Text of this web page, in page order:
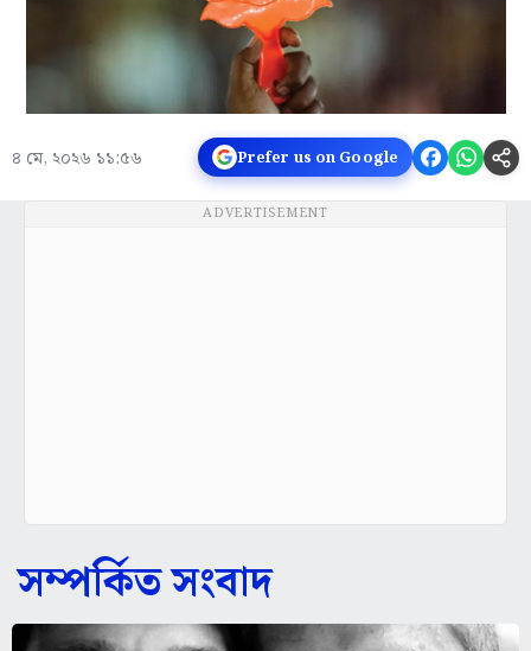
৪ মে, ২০২৬ ১১:৫৬ Prefer us on Google
ADVERTISEMENT
সম্পর্কিত সংবাদ